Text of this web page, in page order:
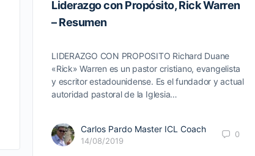
Liderazgo con Propósito, Rick Warren
– Resumen
LIDERAZGO CON PROPOSITO Richard Duane
«Rick» Warren es un pastor cristiano, evangelista
y escritor estadounidense. Es el fundador y actual
autoridad pastoral de la Iglesia…
Carlos Pardo Master ICL Coach
14/08/2019
0